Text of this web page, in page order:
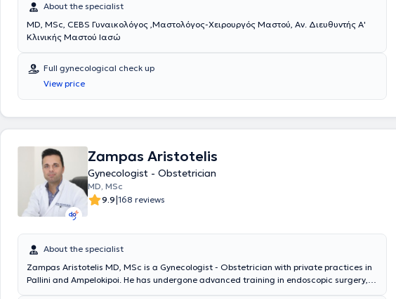
About the specialist
MD, MSc, CEBS Γυναικολόγος ,Μαστολόγος-Χειρουργός Μαστού, Αν. Διευθυντής Α'
Κλινικής Μαστού Ιασώ
Full gynecological check up
View price
Zampas Aristotelis
Gynecologist - Obstetrician
MD, MSc
9.9|168 reviews
About the specialist
Zampas Aristotelis MD, MSc is a Gynecologist - Obstetrician with private practices in
Pallini and Ampelokipoi. He has undergone advanced training in endoscopic surgery,